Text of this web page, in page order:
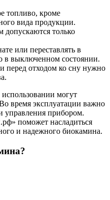
топливо, кроме
вида продукции.
только
или переставлять в
в выключенном состоянии.
перед отходом ко сну нужно
могут
время эксплуатации важно
управления прибором.
поможет насладиться
и надежного биокамина.